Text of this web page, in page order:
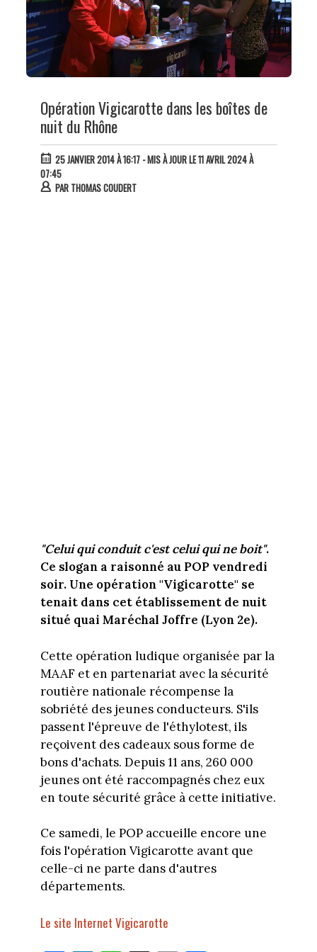
Opération Vigicarotte dans les boîtes de
nuit du Rhône
25 JANVIER 2014 À 16:17- MIS À JOUR LE 11 AVRIL 2024 À
07:45
PAR THOMAS COUDERT
"Celui qui conduit c'est celui qui ne boit".
Ce slogan a raisonné au POP vendredi
soir. Une opération "Vigicarotte" se
tenait dans cet établissement de nuit
situé quai Maréchal Joffre (Lyon 2e).
Cette opération ludique organisée par la
MAAF et en partenariat avec la sécurité
routière nationale récompense la
sobriété des jeunes conducteurs. S'ils
passent l'épreuve de l'éthylotest, ils
reçoivent des cadeaux sous forme de
bons d'achats. Depuis 11 ans, 260 000
jeunes ont été raccompagnés chez eux
en toute sécurité grâce à cette initiative.
Ce samedi, le POP accueille encore une
fois l'opération Vigicarotte avant que
celle-ci ne parte dans d'autres
départements.
Le site Internet Vigicarotte